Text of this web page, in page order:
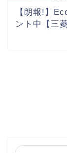
【朗報!】
ント中【三